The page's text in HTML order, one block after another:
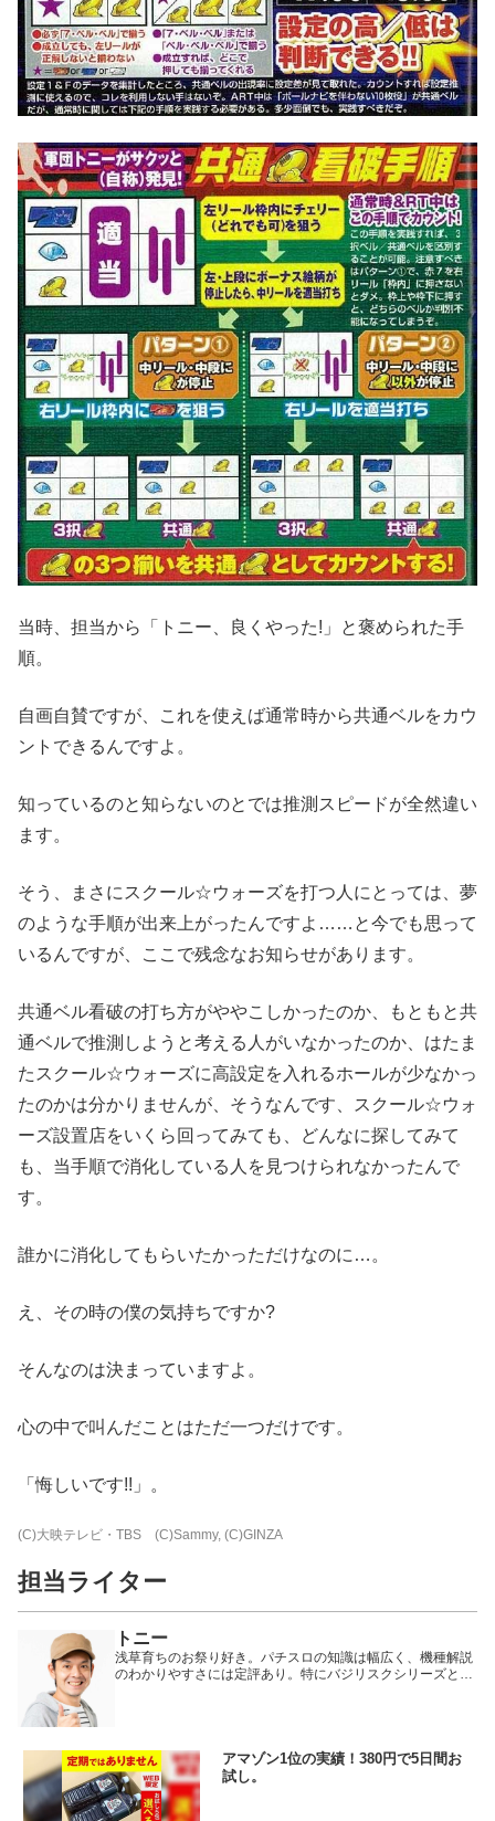
当時、担当から「トニー、良くやった!」と褒められた手
順。
自画自賛ですが、これを使えば通常時から共通ベルをカウ
ントできるんですよ。
知っているのと知らないのとでは推測スピードが全然違い
ます。
そう、まさにスクール☆ウォーズを打つ人にとっては、夢
のような手順が出来上がったんですよ……と今でも思って
いるんですが、ここで残念なお知らせがあります。
共通ベル看破の打ち方がややこしかったのか、もともと共
通ベルで推測しようと考える人がいなかったのか、はたま
たスクール☆ウォーズに高設定を入れるホールが少なかっ
たのかは分かりませんが、そうなんです、スクール☆ウォ
ーズ設置店をいくら回ってみても、どんなに探してみて
も、当手順で消化している人を見つけられなかったんで
す。
誰かに消化してもらいたかっただけなのに…。
え、その時の僕の気持ちですか?
そんなのは決まっていますよ。
心の中で叫んだことはただ一つだけです。
「悔しいです!!」。
(C)大映テレビ・TBS (C)Sammy, (C)GINZA
担当ライター
トニー
浅草育ちのお祭り好き。パチスロの知識は幅広く、機種解説
のわかりやすさには定評あり。特にバジリスクシリーズと
アマゾン1位の実績！380円で5日間お
試し。